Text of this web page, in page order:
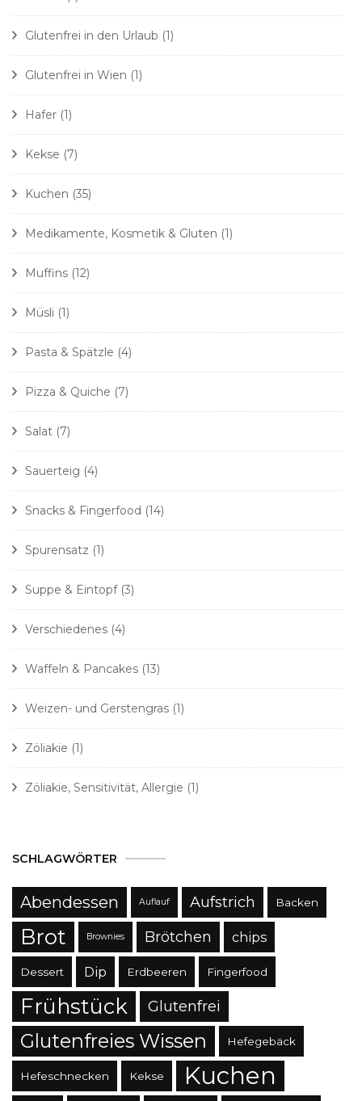
Glutenfrei in den Urlaub (1)
Glutenfrei in Wien (1)
Hafer (1)
Kekse (7)
Kuchen (35)
Medikamente, Kosmetik & Gluten (1)
Muffins (12)
Müsli (1)
Pasta & Spätzle (4)
Pizza & Quiche (7)
Salat (7)
Sauerteig (4)
Snacks & Fingerfood (14)
Spurensatz (1)
Suppe & Eintopf(3)
Verschiedenes (4)
Waffeln & Pancakes (13)
Weizen- und Gerstengras (1)
Zöliakie (1)
Zöliakie, Sensitivität, Allergie (1)
SCHLAGWÖRTER
Abendessen Auflauf Aufstrich Backen
Brot Brownies Brötchen chips
Dessert Dip Erdbeeren Fingerfood
Frühstück Glutenfrei
Glutenfreies Wissen Hefegebäck
Hefeschnecken Kekse Kuchen